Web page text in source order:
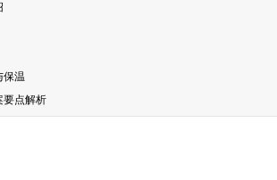
保温
要点解析